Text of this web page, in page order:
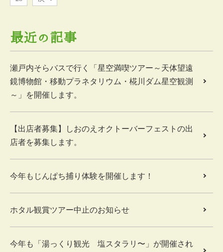
最近の記事
瀬戸内そらバスで行く「星空満喫ツアー～天体望遠
鏡博物館・移動プラネタリウム・椛川ダム星空観測
～」を開催します。
【出店者募集】しおのえオクトーバーフェストの出
店者を募集します。
今年もじんぱち捕り体験を開催します！
ホタル観賞ツアー中止のお知らせ
今年も「湯っくり観光 塩スタラリ〜」が開催され